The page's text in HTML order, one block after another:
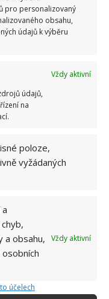
pro personalizovaný
obsahu,
údajů k výběru
Vždy aktivní
údajů,
na
poloze,
vyžádaných
a obsahu,
Vždy aktivní
účelech
se
svých studií a práce
nadchla, že se